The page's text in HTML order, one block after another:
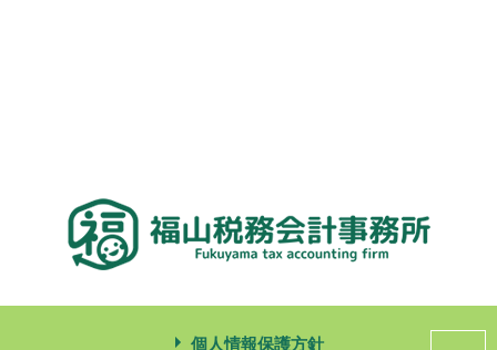
個人情報保護方針